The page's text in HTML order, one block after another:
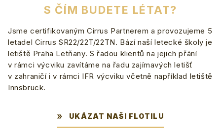
S ČÍM BUDETE LÉTAT?
Jsme certifikovaným Cirrus Partnerem a provozujeme 5
letadel Cirrus SR22/22T/22TN. Bází naší letecké školy je
letiště Praha Letňany. S řadou klientů na jejich přání
v rámci výcviku zavítáme na řadu zajímavých letišť
v zahraničí i v rámci IFR výcviku včetně například letiště
Innsbruck.
UKÁZAT NAŠI FLOTILU